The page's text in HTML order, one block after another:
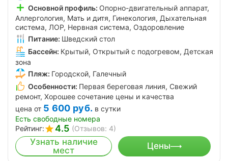
Основной профиль: Опорно-двигательный аппарат,
Аллергология, Мать и дитя, Гинекология, Дыхательная
система, ЛОР, Нервная система, Оздоровление
Питание: Шведский стол
Бассейн: Крытый, Открытый с подогревом, Детская
зона
Пляж: Городской, Галечный
Особенности: Первая береговая линия, Свежий
ремонт, Хорошее сочетание цены и качества
цена от 5 600 руб. в сутки
Есть свободные номера
Рейтинг:
4.5 (Отзывов: 4)
Узнать наличие
мест
Цены